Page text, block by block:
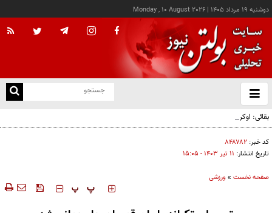
دوشنبه ۱۹ مرداد ۱۴۰۵ |
Monday , 10 August 2026
باز
و
بقائی: اوکراین جبران نکند، جبران می‌کنیم
کد خبر: ۸۴۸۷۸۲
تاریخ انتشار: ۱۱ تير ۱۴۰۳ - ۱۵:۰۵
صفحه نخست »ورزشی
‍‍‍ پ پ